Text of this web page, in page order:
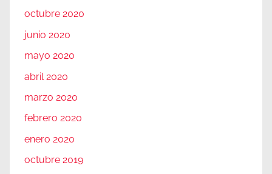
octubre 2020
junio 2020
mayo 2020
abril 2020
marzo 2020
febrero 2020
enero 2020
octubre 2019